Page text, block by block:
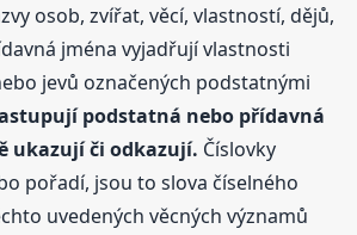
osob, zvířat, věcí, vlastností, dějů,
jména vyjadřují vlastnosti
jevů označených podstatnými
podstatná nebo přídavná
ukazují či odkazují. Číslovky
pořadí, jsou to slova číselného
uvedených věcných významů